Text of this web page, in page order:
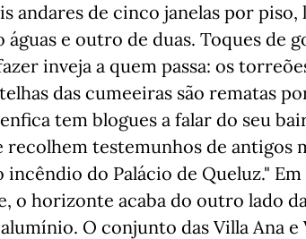
andares de cinco janelas por piso,
e outro de duas. Toques de
inveja a quem passa: os
das cumeeiras são rematas
tem blogues a falar do seu
recolhem testemunhos de antigos
do Palácio de Queluz." Em
o horizonte acaba do outro lado
O conjunto das Villa Ana e